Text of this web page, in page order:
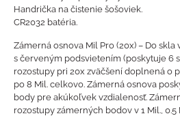
Handrička na čistenie šošoviek.
CR2032 batéria.
Zámerná osnova Mil Pro (20x) – Do
s červeným podsvietením (poskytuje 6
rozostupy pri 20x zväčšení doplnená o
po 8 Mil. celkovo. Zámerná osnova
body pre akúkoľvek vzdialenosť.
rozostupy zámerných bodov v 1 Mil., 0.5